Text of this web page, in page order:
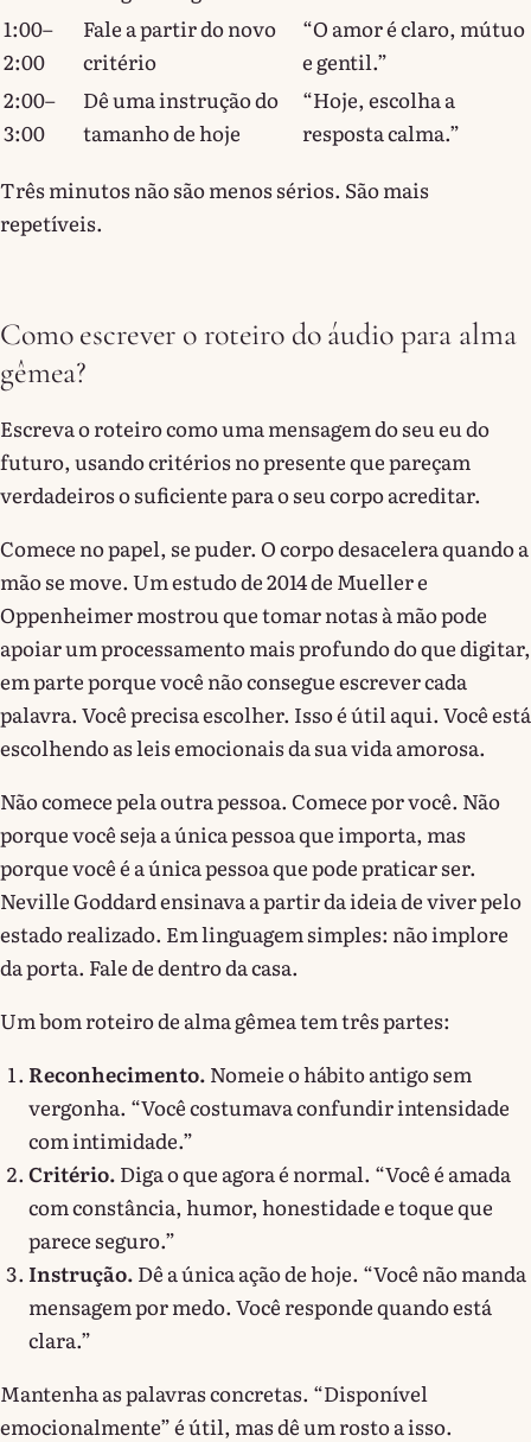
1:00–
2:00
Fale a partir do novo
critério
“O amor é claro, mútuo
e gentil.”
2:00–
3:00
Dê uma instrução do
tamanho de hoje
“Hoje, escolha a
resposta calma.”
Três minutos não são menos sérios. São mais
repetíveis.
Como escrever o roteiro do áudio para alma
gêmea?
Escreva o roteiro como uma mensagem do seu eu do
futuro, usando critérios no presente que pareçam
verdadeiros o suficiente para o seu corpo acreditar.
Comece no papel, se puder. O corpo desacelera quando a
mão se move. Um estudo de 2014 de Mueller e
Oppenheimer mostrou que tomar notas à mão pode
apoiar um processamento mais profundo do que digitar,
em parte porque você não consegue escrever cada
palavra. Você precisa escolher. Isso é útil aqui. Você está
escolhendo as leis emocionais da sua vida amorosa.
Não comece pela outra pessoa. Comece por você. Não
porque você seja a única pessoa que importa, mas
porque você é a única pessoa que pode praticar ser.
Neville Goddard ensinava a partir da ideia de viver pelo
estado realizado. Em linguagem simples: não implore
da porta. Fale de dentro da casa.
Um bom roteiro de alma gêmea tem três partes:
Reconhecimento. Nomeie o hábito antigo sem
vergonha. “Você costumava confundir intensidade
com intimidade.”
Critério. Diga o que agora é normal. “Você é amada
com constância, humor, honestidade e toque que
parece seguro.”
Instrução. Dê a única ação de hoje. “Você não manda
mensagem por medo. Você responde quando está
clara.”
Mantenha as palavras concretas. “Disponível
emocionalmente” é útil, mas dê um rosto a isso.